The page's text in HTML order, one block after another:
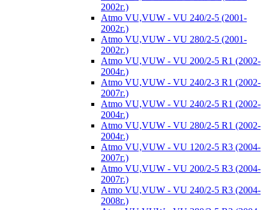
2002г.)
Atmo VU,VUW - VU 240/2-5 (2001-
2002г.)
Atmo VU,VUW - VU 280/2-5 (2001-
2002г.)
Atmo VU,VUW - VU 200/2-5 R1 (2002-
2004г.)
Atmo VU,VUW - VU 240/2-3 R1 (2002-
2007г.)
Atmo VU,VUW - VU 240/2-5 R1 (2002-
2004г.)
Atmo VU,VUW - VU 280/2-5 R1 (2002-
2004г.)
Atmo VU,VUW - VU 120/2-5 R3 (2004-
2007г.)
Atmo VU,VUW - VU 200/2-5 R3 (2004-
2007г.)
Atmo VU,VUW - VU 240/2-5 R3 (2004-
2008г.)